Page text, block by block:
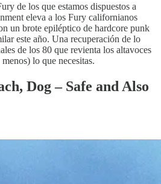
de los que estamos dispuestos a
eleva a los Fury californianos
un brote epiléptico de hardcore punk
este año. Una recuperación de lo
de los 80 que revienta los altavoces
lo que necesitas.
Dog – Safe and Also